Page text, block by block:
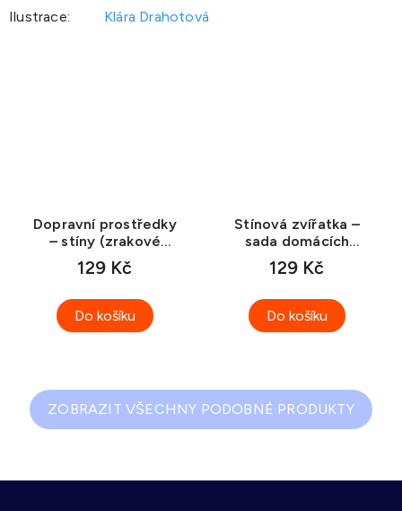
Ilustrace: Klára Drahotová
Dopravní prostředky
– stíny (zrakové
rozlišování)
129 Kč
Do košíku
Stínová zvířatka –
sada domácích
zvířat (zrakové
rozlišování)
129 Kč
Do košíku
ZOBRAZIT VŠECHNY PODOBNÉ PRODUKTY